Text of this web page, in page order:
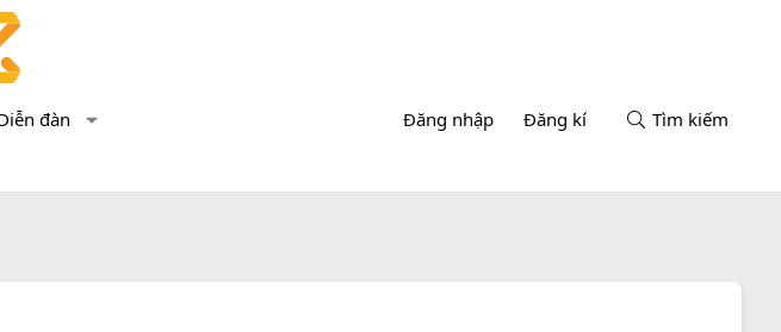
đàn Đăng nhập Đăng kí Tìm kiếm